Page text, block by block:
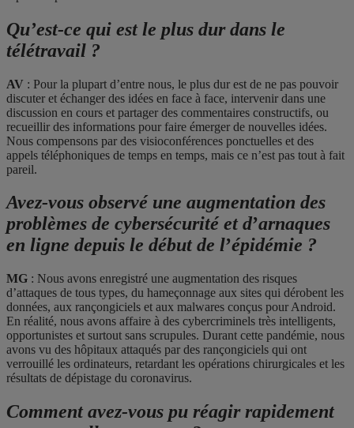
Qu’est-ce qui est le plus dur dans le
télétravail ?
AV : Pour la plupart d’entre nous, le plus dur est de ne pas pouvoir
discuter et échanger des idées en face à face, intervenir dans une
discussion en cours et partager des commentaires constructifs, ou
recueillir des informations pour faire émerger de nouvelles idées.
Nous compensons par des visioconférences ponctuelles et des
appels téléphoniques de temps en temps, mais ce n’est pas tout à fait
pareil.
Avez-vous observé une augmentation des
problèmes de cybersécurité et d’arnaques
en ligne depuis le début de l’épidémie ?
MG : Nous avons enregistré une augmentation des risques
d’attaques de tous types, du hameçonnage aux sites qui dérobent les
données, aux rançongiciels et aux malwares conçus pour Android.
En réalité, nous avons affaire à des cybercriminels très intelligents,
opportunistes et surtout sans scrupules. Durant cette pandémie, nous
avons vu des hôpitaux attaqués par des rançongiciels qui ont
verrouillé les ordinateurs, retardant les opérations chirurgicales et les
résultats de dépistage du coronavirus.
Comment avez-vous pu réagir rapidement